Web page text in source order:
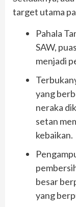
target utama
​Pahala
SAW,
menjadi
yang
neraka
setan
kebaikan.
besar
yang